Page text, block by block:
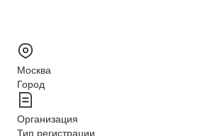
Москва
Город
Организация
Тип регистрации